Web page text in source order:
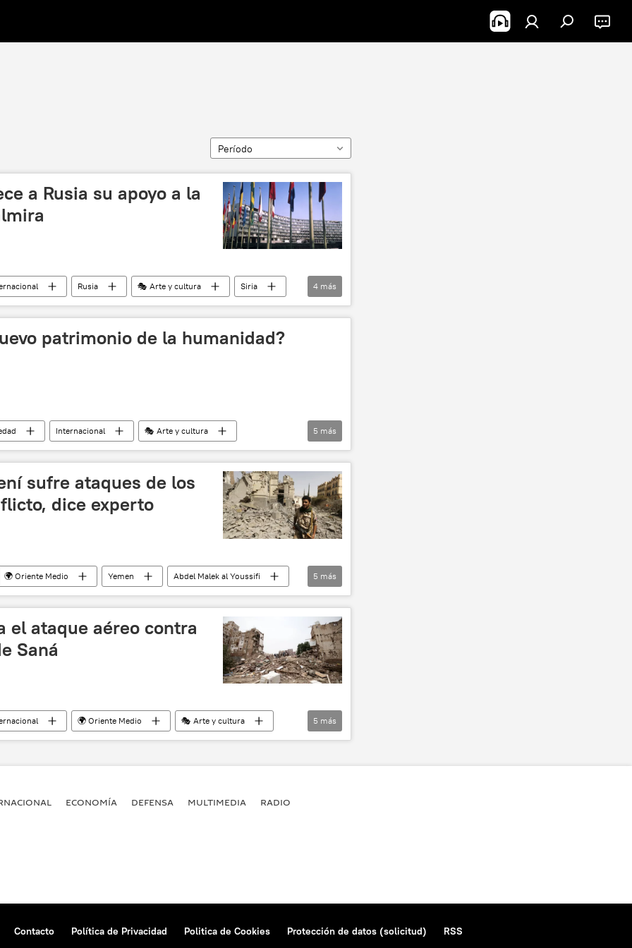
Período
a Rusia su apoyo a la
Rusia 🎭 Arte y cultura
Siria
Patrimonio Cultural de la Humanidad noticias
4 más
patrimonio de la humanidad?
Internacional
🎭 Arte y cultura
comida tapas noticias
5 más
sufre ataques de los
dice experto
🌍 Oriente Medio Yemen
Abdel Malek al Youssifi
Operación militar en Yemen
5 más
el ataque aéreo contra
Saná
🌍 Oriente Medio
🎭 Arte y cultura
Operación militar en Yemen noticias
5 más
ECONOMÍA DEFENSA MULTIMEDIA RADIO
Contacto Política de Privacidad Politica de Cookies Protección de datos (solicitud)
RSS